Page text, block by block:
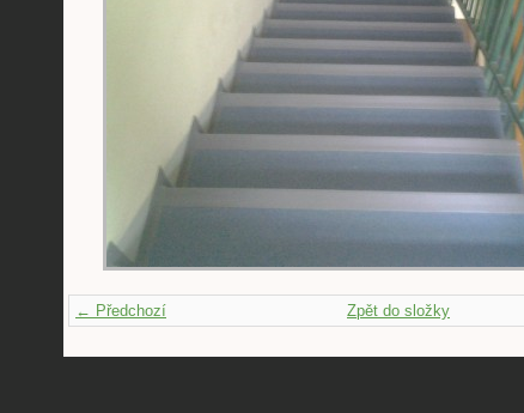
← Předchozí Zpět do složky